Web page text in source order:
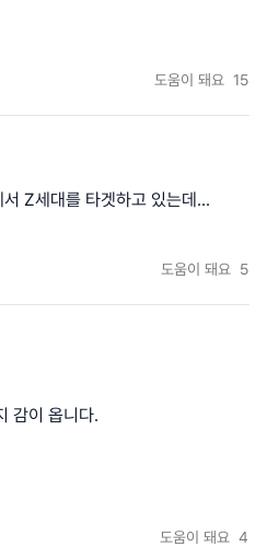
도움이 돼요 15
Z세대를 타겟하고 있는데...
도움이 돼요 5
감이 옵니다.
도움이 돼요 4